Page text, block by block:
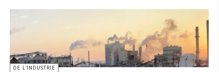
DE L’INDUSTRIE